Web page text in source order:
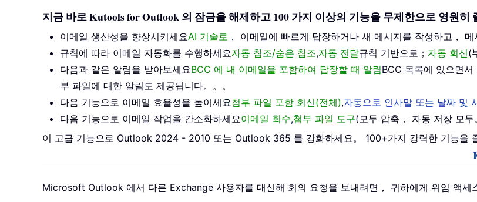
지금 바로 Kutools for Outlook 의 잠금을 해제하고 100 가지 이상의 기능을 무제한으로 영원히
이메일 생산성을 향상시키세요AI 기술로 ， 이메일에 빠르게 답장하거나 새 메시지를 작성하고，
규칙에 따라 이메일 자동화를 수행하세요자동 참조/숨은 참조,자동 전달규칙 기반으로； 자동 회신(
다음과 같은 알림을 받아보세요BCC 에 내 이메일을 포함하여 답장할 때 알림BCC 목록에 있으면서
부 파일에 대한 알림도 제공됩니다。。。
다음 기능으로 이메일 효율성을 높이세요첨부 파일 포함 회신(전체),자동으로 인사말 또는 날짜 및
다음 기능으로 이메일 작업을 간소화하세요이메일 회수,첨부 파일 도구(모두 압축， 자동 저장 모두
이 고급 기능으로 Outlook 2024 - 2010 또는 Outlook 365 를 강화하세요。 100+가지 강력한 기능을
Microsoft Outlook 에서 다른 Exchange 사용자를 대신해 회의 요청을 보내려면， 귀하에게 위임 액세